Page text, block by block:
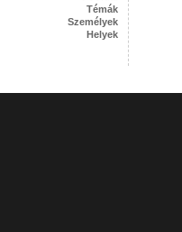
Témák
Személyek
Helyek